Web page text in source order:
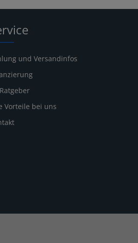
und Versandinfos
Vorteile bei uns